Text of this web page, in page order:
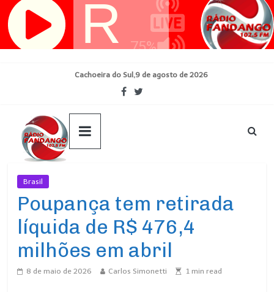
Pular
para
Cachoeira do Sul,9 de agosto de 2026
Brasil
Poupança tem retirada
líquida de R$ 476,4
milhões em abril
8 de maio de 2026 Carlos Simonetti 1 min read